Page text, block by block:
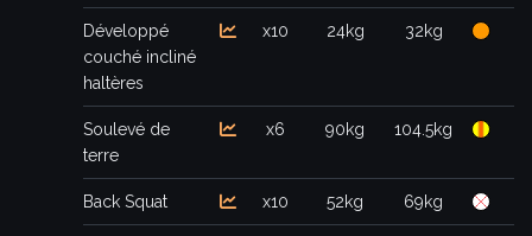
Développé
couché incliné
haltères
x10 24kg 32kg
Soulevé de
terre
x6 90kg 104.5kg
Back Squat x10 52kg 69kg